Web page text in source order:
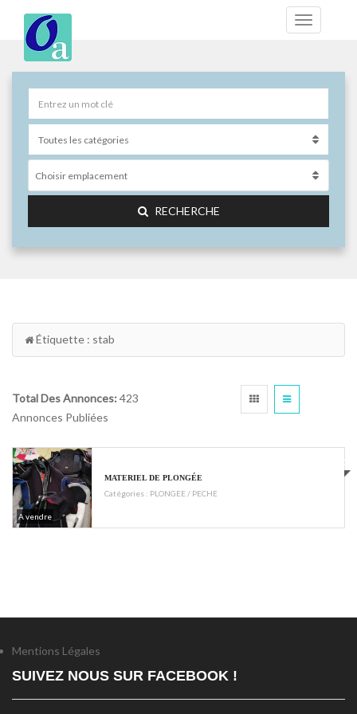
Choisir emplacement
RECHERCHE
Étiquette : stab
Total Des Annonces: 423
Annonces Publiées
A vendre
€380
MATERIEL DE PLONGÉE
Catégories : PLONGEE / PECHE
Mentions Légales
SUIVEZ NOUS SUR FACEBOOK !